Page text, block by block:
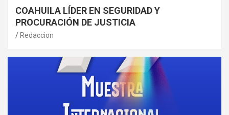
COAHUILA LÍDER EN SEGURIDAD Y
PROCURACIÓN DE JUSTICIA
Redaccion